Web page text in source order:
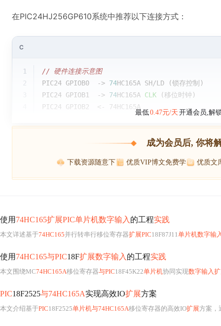
在PIC24HJ256GP610系统中推荐以下连接方式：
C
1
// 硬件连接示意图
2
PIC24 GPIOB0  -> 74HC165A SH/LD (锁存控制)
PIC24 GPIOB1  -> 74HC165A CLK
(移位时钟)
PIC24 GPIOB2  <- 74HC165A
最低0.47元/天 开通会员,解
成为会员后, 你将
下载资源随意下 优质VIP博文免费学 优质文
使用 74HC165扩展PIC单片机数字输入 的工程实践
本文详述基于74HC165并行转串行移位寄存器扩展PIC18F87J11单片机数字输
使用 74HC165与PIC18F扩展数字输入 的工程实践
本文围绕MC74HC165A移位寄存器与PIC18F45K22单片机协同实现数字输入
PIC18F2525与74HC165A实现高效IO扩展方案
本文介绍基于PIC18F2525单片机与74HC165A移位寄存器的高效IO扩展方案，